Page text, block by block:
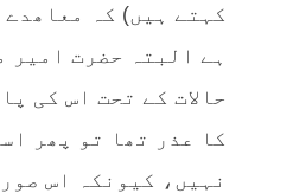
کہتے ہیں) کہ
ہے البتہ حضرت امیر
حالات کے تحت اس کی
کا عذر تھا تو پھر
نہیں، کیونکہ اس